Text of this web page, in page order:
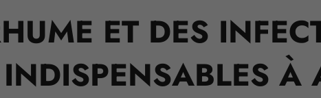
ET DES
À